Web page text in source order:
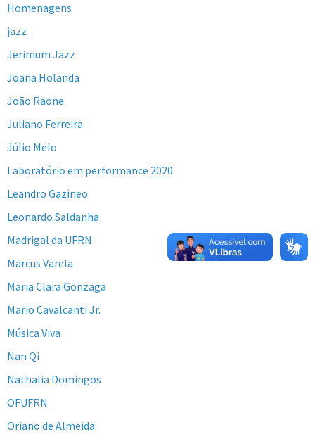
Homenagens
jazz
Jerimum Jazz
Joana Holanda
João Raone
Juliano Ferreira
Júlio Melo
Laboratório em performance 2020
Leandro Gazineo
Leonardo Saldanha
Madrigal da UFRN
Marcus Varela
Maria Clara Gonzaga
Mario Cavalcanti Jr.
Música Viva
Nan Qi
Nathalia Domingos
OFUFRN
Oriano de Almeida